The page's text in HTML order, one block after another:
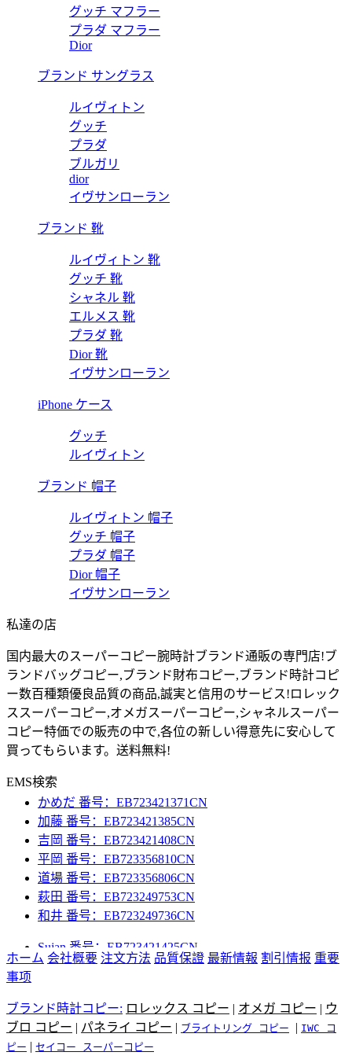
グッチ マフラー
プラダ マフラー
Dior
ブランド サングラス
ルイヴィトン
グッチ
プラダ
ブルガリ
dior
イヴサンローラン
ブランド 靴
ルイヴィトン 靴
グッチ 靴
シャネル 靴
エルメス 靴
プラダ 靴
Dior 靴
イヴサンローラン
iPhone ケース
グッチ
ルイヴィトン
ブランド 帽子
ルイヴィトン 帽子
グッチ 帽子
プラダ 帽子
Dior 帽子
イヴサンローラン
私達の店
国内最大のスーパーコピー腕時計ブランド通販の専門店!ブ
ランドバッグコピー,ブランド財布コピー,ブランド時計コピ
ー数百種類優良品質の商品,誠実と信用のサービス!ロレック
ススーパーコピー,オメガスーパーコピー,シャネルスーパー
コピー特価での販売の中で,各位の新しい得意先に安心して
買ってもらいます。送料無料!
EMS検索
Sujan 番号：EB723421425CN
中田 番号：EB723421439CN
小出 番号：EB723421368CN
かめだ 番号：EB723421371CN
加藤 番号：EB723421385CN
吉岡 番号：EB723421408CN
平岡 番号：EB723356810CN
道場 番号：EB723356806CN
萩田 番号：EB723249753CN
和井 番号：EB723249736CN
Sujan 番号：EB723421425CN
中田 番号：EB723421439CN
加藤 番号：EB723421385CN
吉岡 番号：EB723421408CN
平岡 番号：EB723356810CN
ホーム 会社概要 注文方法 品質保證 最新情報 割引情报 重要
事项
ブランド時計コピー: ロレックス コピー | オメガ コピー | ウ
ブロ コピー | パネライ コピー | ブライトリング コピー | IWC コ
ピー | セイコー スーパーコピー